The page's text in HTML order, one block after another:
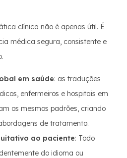
clínica não é apenas útil. É
médica segura, consistente e
em saúde: as traduções
enfermeiros e hospitais em
os mesmos padrões, criando
de tratamento.
ao paciente: Todo
do idioma ou